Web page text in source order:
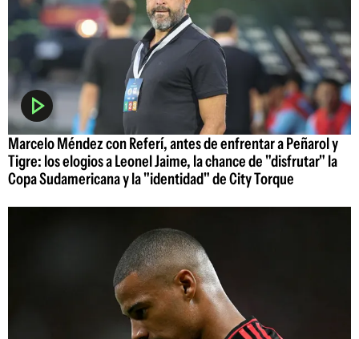
Marcelo Méndez con Referí, antes de enfrentar a Peñarol y
Tigre: los elogios a Leonel Jaime, la chance de "disfrutar" la
Copa Sudamericana y la "identidad" de City Torque